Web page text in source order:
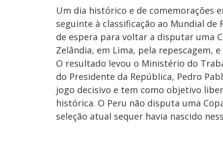
Um dia histórico e de comemorações
seguinte à classificação ao Mundial de
de espera para voltar a disputar uma
Zelândia, em Lima, pela repescagem,
O resultado levou o Ministério do
do Presidente da República, Pedro
jogo decisivo e tem como objetivo
histórica. O Peru não disputa uma
seleção atual sequer havia nascido